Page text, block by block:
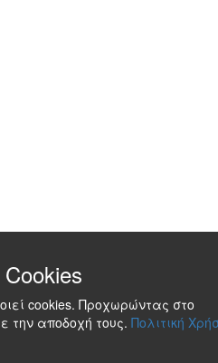
cookies. Προχωρώντας στο
την αποδοχή τους. Πολιτική